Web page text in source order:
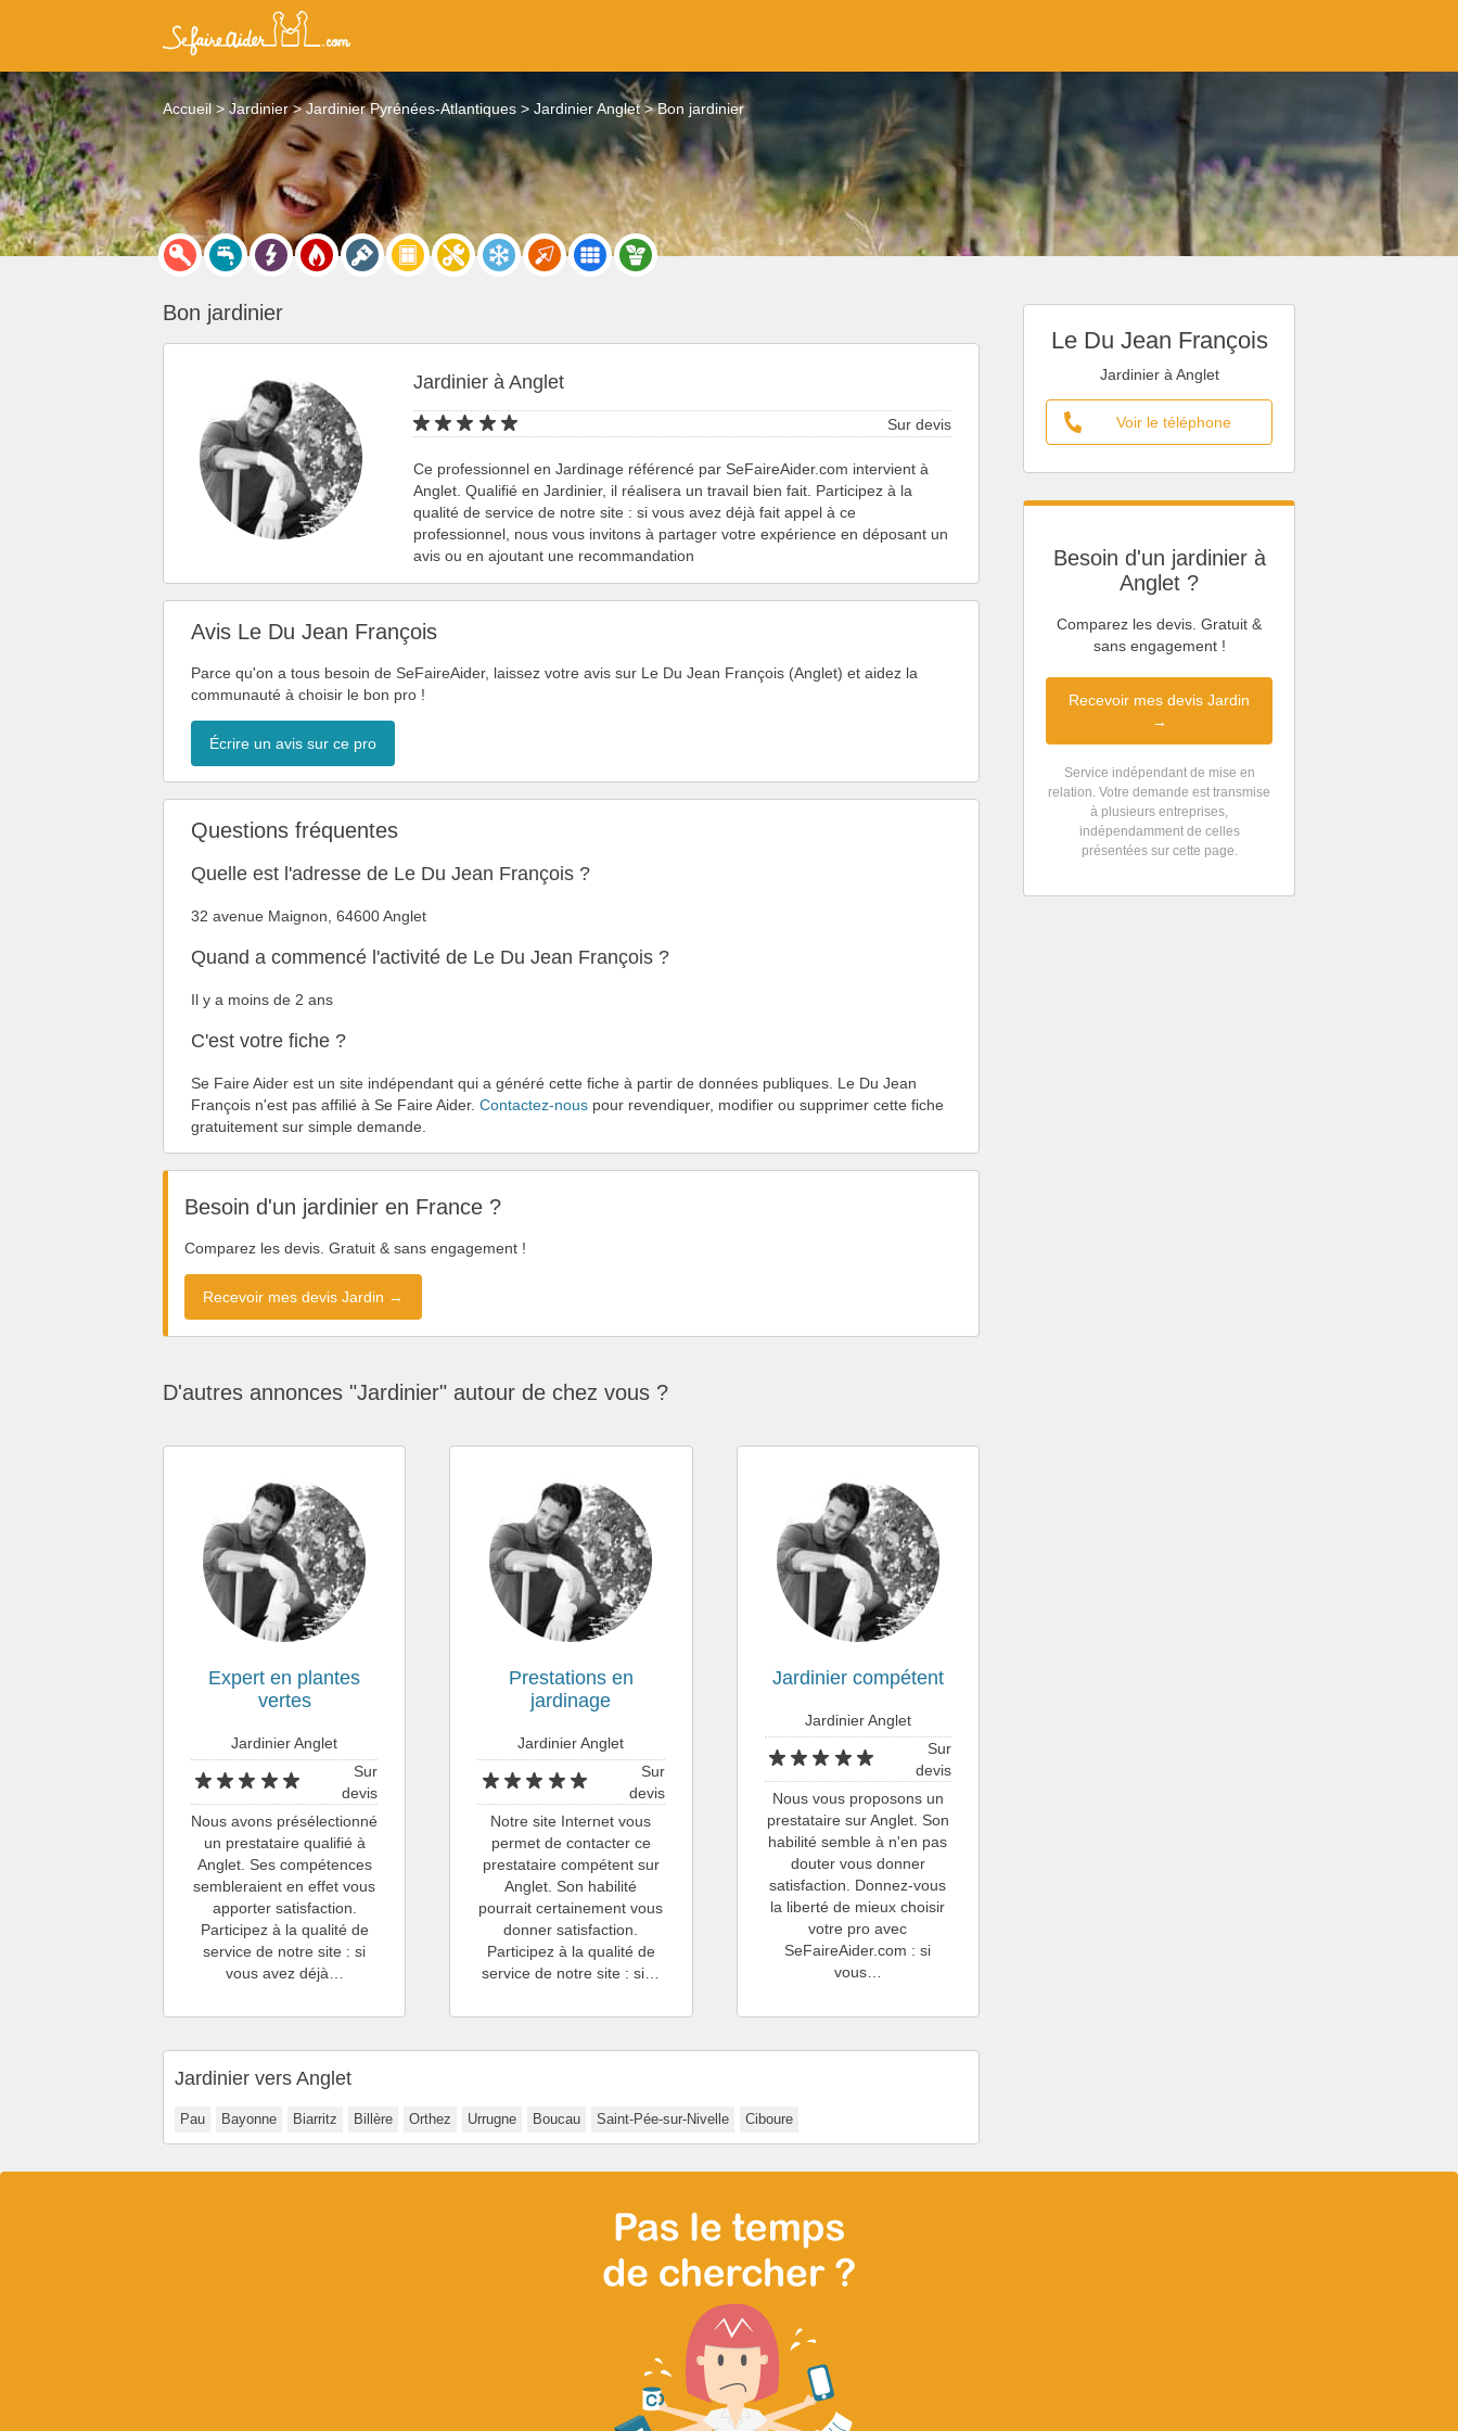
Accueil Jardinier Jardinier Pyrénées-Atlantiques Jardinier Anglet Bon jardinier
Le Du Jean François
Jardinier à Anglet
Voir le téléphone
Besoin d'un jardinier à
Anglet ?
Comparez les devis. Gratuit &
sans engagement !
Recevoir mes devis Jardin
→
Service indépendant de mise en
relation. Votre demande est transmise
à plusieurs entreprises,
indépendamment de celles
présentées sur cette page.
Bon jardinier
Jardinier à Anglet
Sur devis
Ce professionnel en Jardinage référencé par SeFaireAider.com intervient à
Anglet. Qualifié en Jardinier, il réalisera un travail bien fait. Participez à la
qualité de service de notre site : si vous avez déjà fait appel à ce
professionnel, nous vous invitons à partager votre expérience en déposant un
avis ou en ajoutant une recommandation
Avis Le Du Jean François
Parce qu'on a tous besoin de SeFaireAider, laissez votre avis sur Le Du Jean François (Anglet) et aidez la
communauté à choisir le bon pro !
Écrire un avis sur ce pro
Questions fréquentes
Quelle est l'adresse de Le Du Jean François ?
32 avenue Maignon, 64600 Anglet
Quand a commencé l'activité de Le Du Jean François ?
Il y a moins de 2 ans
C'est votre fiche ?
Se Faire Aider est un site indépendant qui a généré cette fiche à partir de données publiques. Le Du Jean
François n'est pas affilié à Se Faire Aider. Contactez-nous pour revendiquer, modifier ou supprimer cette fiche
gratuitement sur simple demande.
Besoin d'un jardinier en France ?
Comparez les devis. Gratuit & sans engagement !
Recevoir mes devis Jardin →
D'autres annonces "Jardinier" autour de chez vous ?
Expert en plantes
vertes
Jardinier Anglet
Sur
devis
Nous avons présélectionné
un prestataire qualifié à
Anglet. Ses compétences
sembleraient en effet vous
apporter satisfaction.
Participez à la qualité de
service de notre site : si
vous avez déjà…
Prestations en
jardinage
Jardinier Anglet
Sur
devis
Notre site Internet vous
permet de contacter ce
prestataire compétent sur
Anglet. Son habilité
pourrait certainement vous
donner satisfaction.
Participez à la qualité de
service de notre site : si…
Jardinier compétent
Jardinier Anglet
Sur
devis
Nous vous proposons un
prestataire sur Anglet. Son
habilité semble à n'en pas
douter vous donner
satisfaction. Donnez-vous
la liberté de mieux choisir
votre pro avec
SeFaireAider.com : si
vous…
Jardinier vers Anglet
Pau Bayonne Biarritz Billère Orthez Urrugne Boucau Saint-Pée-sur-Nivelle Ciboure